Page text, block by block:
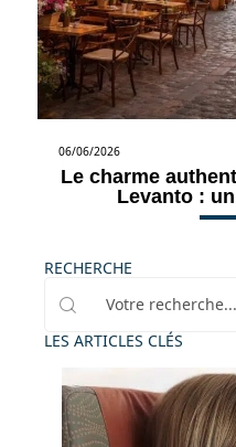
06/06/2026
Le charme
Levanto :
RECHERCHE
LES ARTICLES CLÉS